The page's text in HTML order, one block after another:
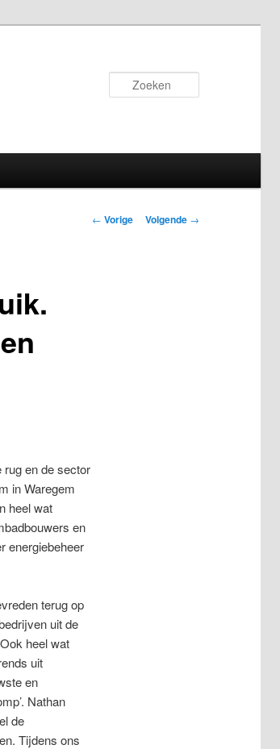
Bericht
← Vorige Volgende →
rug en de sector
in Waregem
heel wat
en
energiebeheer
terug op
uit de
heel wat
uit
en
Nathan
de
Tijdens ons